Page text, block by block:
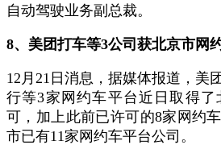
自动驾驶业务副总裁。
8、美团打车等3公司获北京市网
12月21日消息，据媒体报道，美
行等3家网约车平台近日取得
可，加上此前已许可的8家网约
市已有11家网约车平台公司。